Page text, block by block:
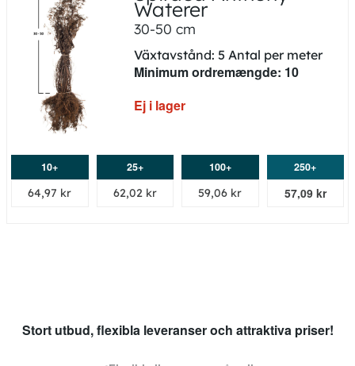
Waterer
30-50 cm
Växtavstånd: 5 Antal per meter
Minimum ordremængde: 10
Ej i lager
10+
64,97 kr
25+
62,02 kr
100+
59,06 kr
250+
57,09 kr
Stort utbud, flexibla leveranser och attraktiva priser!